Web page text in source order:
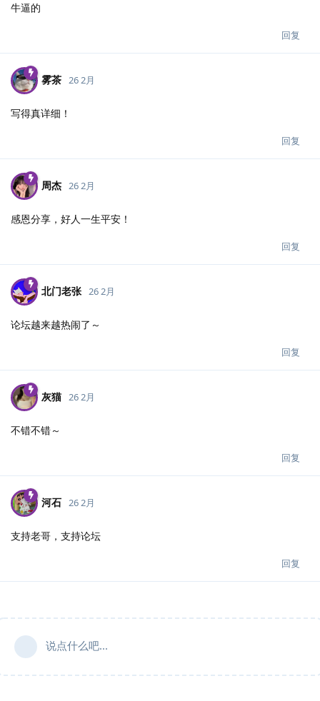
牛逼的
回复
雾茶 26 2月
写得真详细！
回复
周杰 26 2月
感恩分享，好人一生平安！
回复
北门老张 26 2月
论坛越来越热闹了～
回复
灰猫 26 2月
不错不错～
回复
河石 26 2月
支持老哥，支持论坛
回复
说点什么吧...